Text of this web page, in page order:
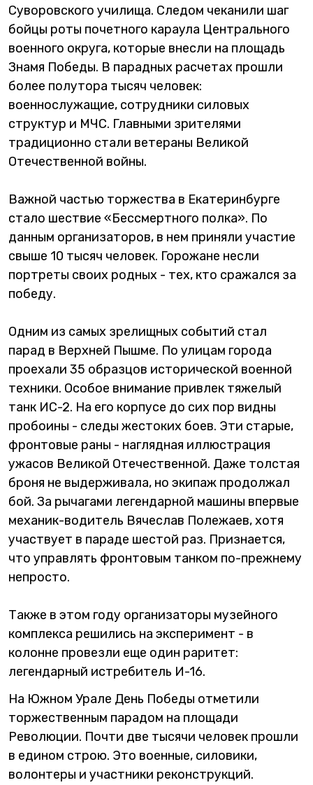
Суворовского училища. Следом чеканили шаг
бойцы роты почетного караула Центрального
военного округа, которые внесли на площадь
Знамя Победы. В парадных расчетах прошли
более полутора тысяч человек:
военнослужащие, сотрудники силовых
структур и МЧС. Главными зрителями
традиционно стали ветераны Великой
Отечественной войны.
Важной частью торжества в Екатеринбурге
стало шествие «Бессмертного полка». По
данным организаторов, в нем приняли участие
свыше 10 тысяч человек. Горожане несли
портреты своих родных - тех, кто сражался за
победу.
Одним из самых зрелищных событий стал
парад в Верхней Пышме. По улицам города
проехали 35 образцов исторической военной
техники. Особое внимание привлек тяжелый
танк ИС-2. На его корпусе до сих пор видны
пробоины - следы жестоких боев. Эти старые,
фронтовые раны - наглядная иллюстрация
ужасов Великой Отечественной. Даже толстая
броня не выдерживала, но экипаж продолжал
бой. За рычагами легендарной машины впервые
механик-водитель Вячеслав Полежаев, хотя
участвует в параде шестой раз. Признается,
что управлять фронтовым танком по-прежнему
непросто.
Также в этом году организаторы музейного
комплекса решились на эксперимент - в
колонне провезли еще один раритет:
легендарный истребитель И-16.
На Южном Урале День Победы отметили
торжественным парадом на площади
Революции. Почти две тысячи человек прошли
в едином строю. Это военные, силовики,
волонтеры и участники реконструкций.